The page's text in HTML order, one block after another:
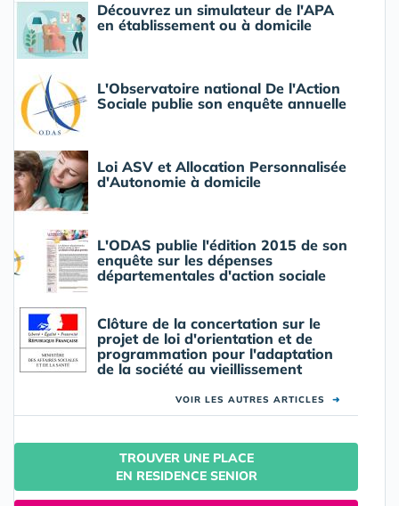
Découvrez un simulateur de l'APA
en établissement ou à domicile
L'Observatoire national De l'Action
Sociale publie son enquête annuelle
Loi ASV et Allocation Personnalisée
d'Autonomie à domicile
L'ODAS publie l'édition 2015 de son
enquête sur les dépenses
départementales d'action sociale
Clôture de la concertation sur le
projet de loi d'orientation et de
programmation pour l'adaptation
de la société au vieillissement
VOIR LES AUTRES ARTICLES ➜
TROUVER UNE PLACE
EN RESIDENCE SENIOR